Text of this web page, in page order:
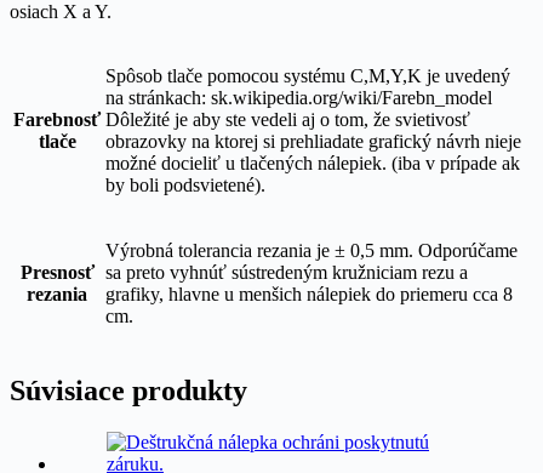
osiach X a Y.
Farebnosť
tlače
Spôsob tlače pomocou systému C,M,Y,K je uvedený
na stránkach: sk.wikipedia.org/wiki/Farebn_model
Dôležité je aby ste vedeli aj o tom, že svietivosť
obrazovky na ktorej si prehliadate grafický návrh nieje
možné docieliť u tlačených nálepiek. (iba v prípade ak
by boli podsvietené).
Presnosť
rezania
Výrobná tolerancia rezania je ± 0,5 mm. Odporúčame
sa preto vyhnúť sústredeným kružniciam rezu a
grafiky, hlavne u menšich nálepiek do priemeru cca 8
cm.
Súvisiace produkty